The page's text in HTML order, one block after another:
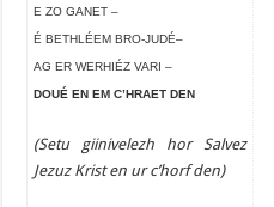
E ZO GANET –
É BETHLÉEM BRO-JUDÉ–
AG ER WERHIÉZ VARI –
DOUÉ EN EM C’HRAET DEN
(Setu giinivelezh hor Salvez
Jezuz Krist en ur c’horf den)